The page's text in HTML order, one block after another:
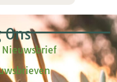
Ons